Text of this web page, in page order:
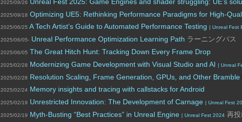
2025/09/26
2025/09/18 Optimizing UE5: Rethinking Performance Paradigms for High-
2025/06/25 A Tech Artist’s Guide to Automated Performance Testing | Unreal Fest
2025/06/05- Unreal Performance Optimization Learning Path ラーニングパス
2025/06/05 The Great Hitch Hunt: Tracking Down Every Frame Drop
2025/02/28 Modernizing Game Development with Visual Studio and AI | Unreal
2025/02/28 Resolution Scaling, Frame Generation, GPUs, and Other Bramble
2025/02/24 Memory insights and tracing with callstacks for Android
2025/02/19 Unrestricted Innovation: The Development of Carnage | Unreal Fest
2025/02/19 Myth-Busting “Best Practices” in Unreal Engine | Unreal Fest 2024再投